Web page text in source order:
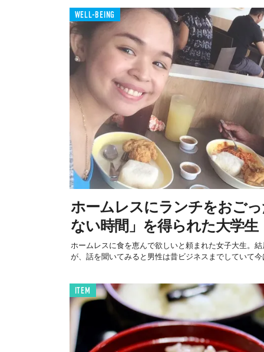
WELL-BEING
ホームレスにランチをおご
ない時間」を得られた大学生
ホームレスに食を恵んで欲しいと頼まれた女子大生。
が、話を聞いてみると男性は昔ビジネスまでしていて
ITEM